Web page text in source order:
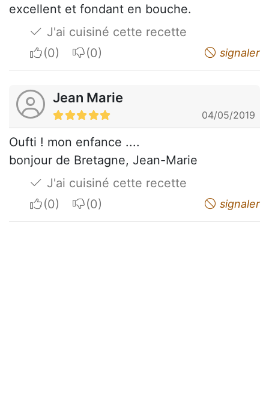
excellent et fondant en bouche.
J'ai cuisiné cette recette
I apreciateI do not appreciate signaler
Jean Marie
04/05/2019
Oufti ! mon enfance ....
bonjour de Bretagne, Jean-Marie
J'ai cuisiné cette recette
I apreciateI do not appreciate signaler